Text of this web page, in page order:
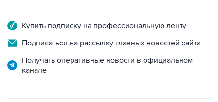
Купить подписку на профессиональную ленту
Подписаться на рассылку главных новостей сайта
Получать оперативные новости в официальном
канале